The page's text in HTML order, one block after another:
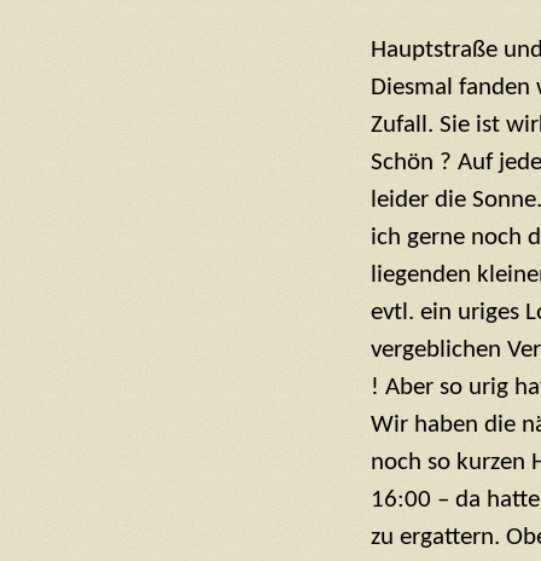
Hauptstraße
Diesmal
Zufall. Sie ist
Schön ? Auf
leider die
ich gerne noch
liegenden
evtl. ein uriges
vergeblichen
! Aber so urig
Wir haben die
noch so kurzen
16:00 – da
zu ergattern.